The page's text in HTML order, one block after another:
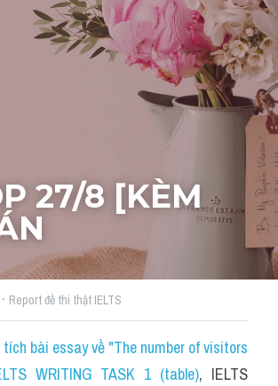
topic
Topic
Grammar
27/8 [KÈM
· Report đề thi thật IELTS
tích bài essay về "The number of visitors
WRITING TASK 1 (table), IELTS